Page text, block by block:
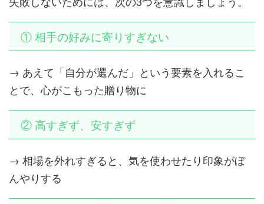
① 相手の好みに寄りすぎない
→ あえて「自分が選んだ」という要素を入れるこ
とで、心がこもった贈り物に
② 高すぎず、安すぎず
→ 相場を外れすぎると、気を使わせたり印象がぼ
んやりする